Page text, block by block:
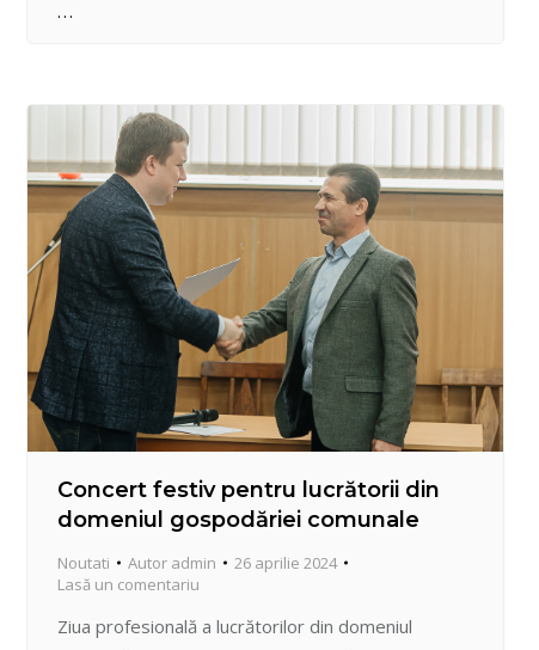
Concert festiv pentru lucrătorii din
domeniul gospodăriei comunale
Noutati Autor admin
26 aprilie 2024
Lasă un comentariu
Ziua profesională a lucrătorilor din domeniul